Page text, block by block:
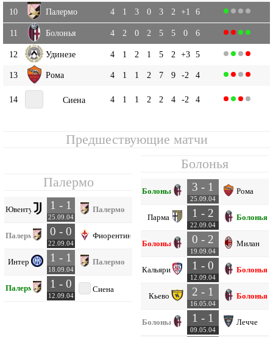
10 Палермо 4 1 3 0 3 2 +1 6
11 Болонья 4 2 0 2 5 5 0 6
12 Удинезе 4 1 2 1 5 2 +3 5
13 Рома 4 1 1 2 7 9 -2 4
14 Сиена 4 1 1 2 2 4 -2 4
Предшествующие матчи
Палермо
Ювентус 1 - 1
25.09.04
Палермо
Палермо 0 - 0
22.09.04
Фиорентина
Интер 1 - 1
18.09.04
Палермо
Палермо 1 - 0
12.09.04
Сиена
Болонья
Болонья 3 - 1
25.09.04
Рома
Парма 1 - 2
22.09.04
Болонья
Болонья 0 - 2
19.09.04
Милан
Кальяри 1 - 0
12.09.04
Болонья
Кьево 2 - 1
16.05.04
Болонья
Болонья 1 - 1
09.05.04
Лечче